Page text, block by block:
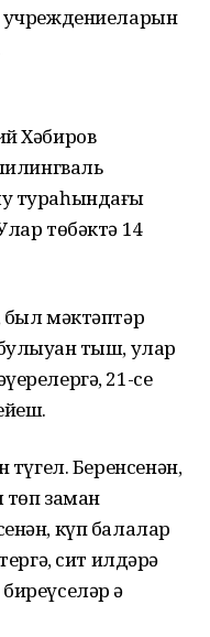
учреждениеларын
Хәбиров
тураһындағы
төбәктә 14
мәктәптәр
тыш, улар
21-се
түгел. Беренсенән,
төп заман
күп балалар
сит илдәрҙә
ҙә